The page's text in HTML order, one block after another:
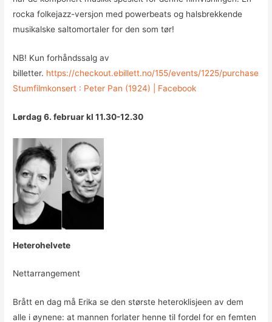
rocka folkejazz-versjon med powerbeats og halsbrekkende
musikalske saltomortaler for den som tør!
NB! Kun forhåndssalg av
billetter. https://checkout.ebillett.no/155/events/1225/purchase
Stumfilmkonsert : Peter Pan (1924) | Facebook
Lørdag 6. februar kl 11.30-12.30
Heterohelvete
Nettarrangement
Brått en dag må Erika se den største heteroklisjeen av dem
alle i øynene: at mannen forlater henne til fordel for en femten